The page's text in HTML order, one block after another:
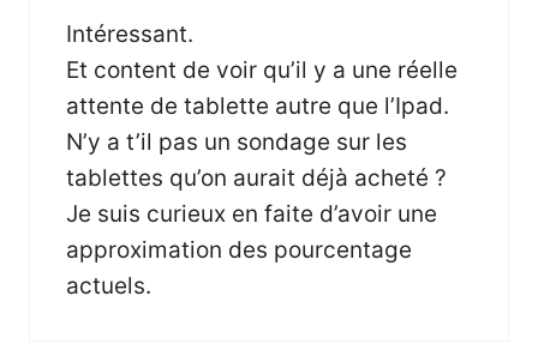
Intéressant.
Et content de voir qu’il y a une réelle
attente de tablette autre que l’Ipad.
N’y a t’il pas un sondage sur les
tablettes qu’on aurait déjà acheté ?
Je suis curieux en faite d’avoir une
approximation des pourcentage
actuels.